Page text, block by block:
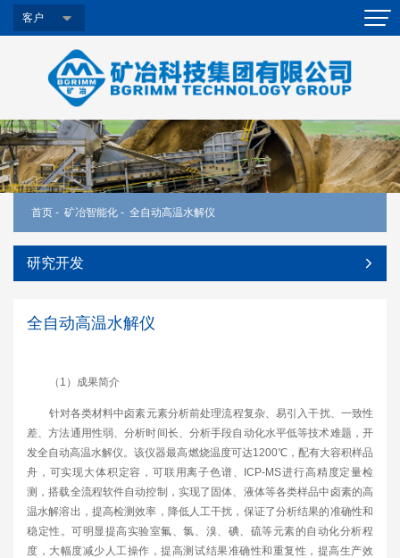
客户
首页 - 矿冶智能化 - 全自动高温水解仪
研究开发
全自动高温水解仪
（1）成果简介
针对各类材料中卤素元素分析前处理流程复杂、易引入干扰、一致性
差、方法通用性弱、分析时间长、分析手段自动化水平低等技术难题，开
发全自动高温水解仪。该仪器最高燃烧温度可达1200℃，配有大容积样品
舟，可实现大体积定容，可联用离子色谱、ICP-MS进行高精度定量检
测，搭载全流程软件自动控制，实现了固体、液体等各类样品中卤素的高
温水解溶出，提高检测效率，降低人工干扰，保证了分析结果的准确性和
稳定性。可明显提高实验室氟、氯、溴、碘、硫等元素的自动化分析程
度，大幅度减少人工操作，提高测试结果准确性和重复性，提高生产效